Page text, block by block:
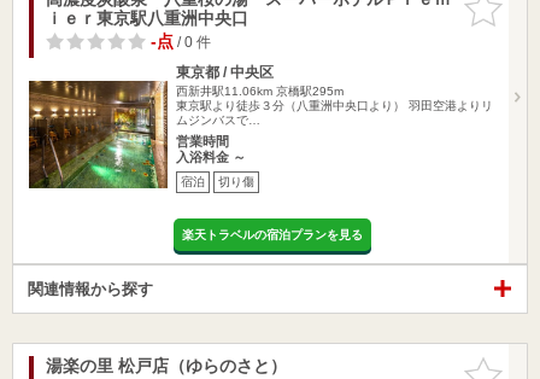
りに追加
ｉｅｒ東京駅八重洲中央口
-点/ 0 件
東京都 / 中央区
西新井駅11.06km 京橋駅295m
東京駅より徒歩３分（八重洲中央口より） 羽田空港よりリ
ムジンバスで…
営業時間
入浴料金 ～
宿泊 切り傷
楽天トラベルの宿泊プランを見る
関連情報から探す
お気に入
湯楽の里 松戸店（ゆらのさと）